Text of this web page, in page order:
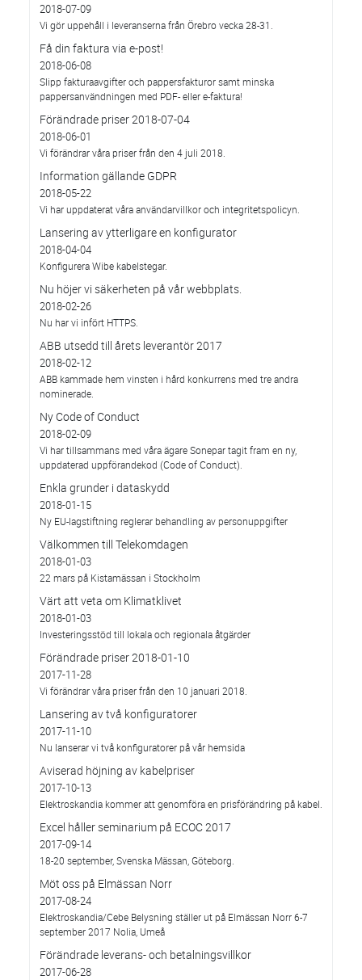
2018-07-09
Vi gör uppehåll i leveranserna från Örebro vecka 28-31.
Få din faktura via e-post!
2018-06-08
Slipp fakturaavgifter och pappersfakturor samt minska
pappersanvändningen med PDF- eller e-faktura!
Förändrade priser 2018-07-04
2018-06-01
Vi förändrar våra priser från den 4 juli 2018.
Information gällande GDPR
2018-05-22
Vi har uppdaterat våra användarvillkor och integritetspolicyn.
Lansering av ytterligare en konfigurator
2018-04-04
Konfigurera Wibe kabelstegar.
Nu höjer vi säkerheten på vår webbplats.
2018-02-26
Nu har vi infört HTTPS.
ABB utsedd till årets leverantör 2017
2018-02-12
ABB kammade hem vinsten i hård konkurrens med tre andra
nominerade.
Ny Code of Conduct
2018-02-09
Vi har tillsammans med våra ägare Sonepar tagit fram en ny,
uppdaterad uppförandekod (Code of Conduct).
Enkla grunder i dataskydd
2018-01-15
Ny EU-lagstiftning reglerar behandling av personuppgifter
Välkommen till Telekomdagen
2018-01-03
22 mars på Kistamässan i Stockholm
Värt att veta om Klimatklivet
2018-01-03
Investeringsstöd till lokala och regionala åtgärder
Förändrade priser 2018-01-10
2017-11-28
Vi förändrar våra priser från den 10 januari 2018.
Lansering av två konfiguratorer
2017-11-10
Nu lanserar vi två konfiguratorer på vår hemsida
Aviserad höjning av kabelpriser
2017-10-13
Elektroskandia kommer att genomföra en prisförändring på kabel.
Excel håller seminarium på ECOC 2017
2017-09-14
18-20 september, Svenska Mässan, Göteborg.
Möt oss på Elmässan Norr
2017-08-24
Elektroskandia/Cebe Belysning ställer ut på Elmässan Norr 6-7
september 2017 Nolia, Umeå
Förändrade leverans- och betalningsvillkor
2017-06-28